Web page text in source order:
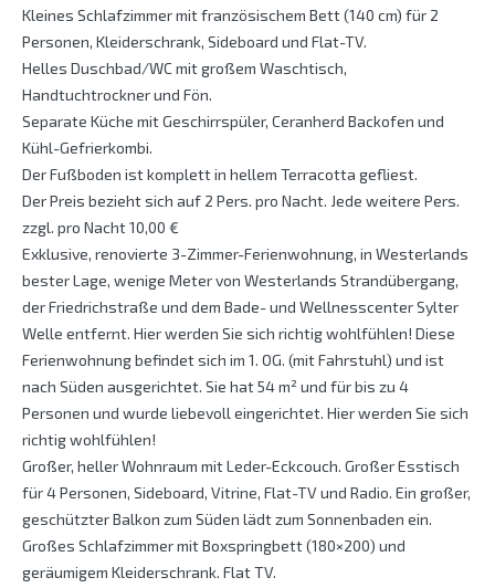
Kleines Schlafzimmer mit französischem Bett (140 cm) für 2
Personen, Kleiderschrank, Sideboard und Flat-TV.
Helles Duschbad/WC mit großem Waschtisch,
Handtuchtrockner und Fön.
Separate Küche mit Geschirrspüler, Ceranherd Backofen und
Kühl-Gefrierkombi.
Der Fußboden ist komplett in hellem Terracotta gefliest.
Der Preis bezieht sich auf 2 Pers. pro Nacht. Jede weitere Pers.
zzgl. pro Nacht 10,00 €
Exklusive, renovierte 3-Zimmer-Ferienwohnung, in Westerlands
bester Lage, wenige Meter von Westerlands Strandübergang,
der Friedrichstraße und dem Bade- und Wellnesscenter Sylter
Welle entfernt. Hier werden Sie sich richtig wohlfühlen! Diese
Ferienwohnung befindet sich im 1. OG. (mit Fahrstuhl) und ist
nach Süden ausgerichtet. Sie hat 54 m² und für bis zu 4
Personen und wurde liebevoll eingerichtet. Hier werden Sie sich
richtig wohlfühlen!
Großer, heller Wohnraum mit Leder-Eckcouch. Großer Esstisch
für 4 Personen, Sideboard, Vitrine, Flat-TV und Radio. Ein großer,
geschützter Balkon zum Süden lädt zum Sonnenbaden ein.
Großes Schlafzimmer mit Boxspringbett (180×200) und
geräumigem Kleiderschrank. Flat TV.